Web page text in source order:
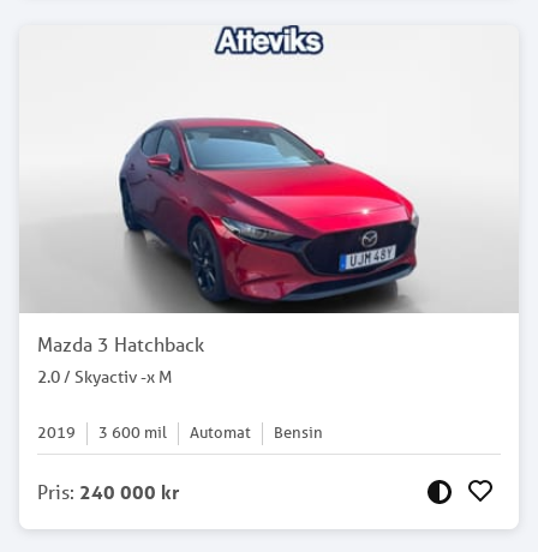
Mazda 3 Hatchback
2.0 / Skyactiv -x M
2019 3 600 mil Automat Bensin
Pris: 240 000 kr